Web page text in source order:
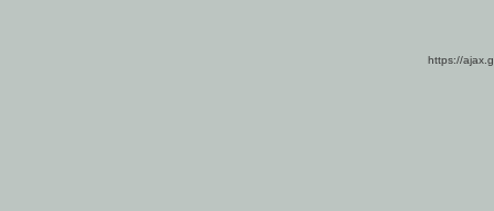
https://